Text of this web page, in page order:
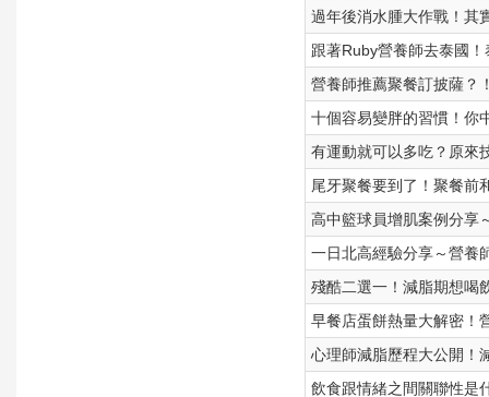
過年後消水腫大作戰！其
跟著Ruby營養師去泰國
營養師推薦聚餐訂披薩？
十個容易變胖的習慣！你
有運動就可以多吃？原來
尾牙聚餐要到了！聚餐前
高中籃球員增肌案例分享
一日北高經驗分享～營養
殘酷二選一！減脂期想喝
早餐店蛋餅熱量大解密！
心理師減脂歷程大公開！
飲食跟情緒之間關聯性是